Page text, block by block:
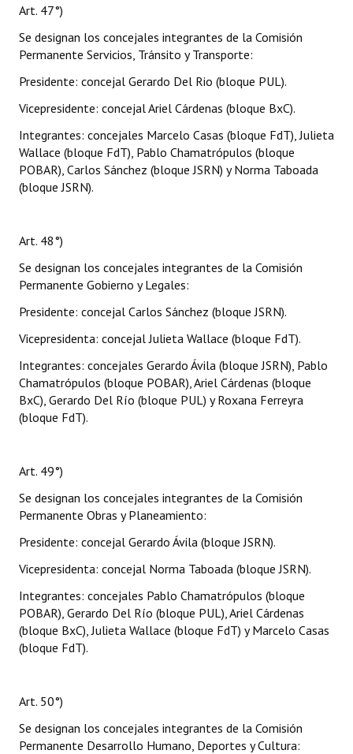
Art. 47°)
Se designan los concejales integrantes de la Comisión
Permanente Servicios, Tránsito y Transporte:
Presidente: concejal Gerardo Del Rio (bloque PUL).
Vicepresidente: concejal Ariel Cárdenas (bloque BxC).
Integrantes: concejales Marcelo Casas (bloque FdT), Julieta
Wallace (bloque FdT), Pablo Chamatrópulos (bloque
POBAR), Carlos Sánchez (bloque JSRN) y Norma Taboada
(bloque JSRN).
Art. 48°)
Se designan los concejales integrantes de la Comisión
Permanente Gobierno y Legales:
Presidente: concejal Carlos Sánchez (bloque JSRN).
Vicepresidenta: concejal Julieta Wallace (bloque FdT).
Integrantes: concejales Gerardo Ávila (bloque JSRN), Pablo
Chamatrópulos (bloque POBAR), Ariel Cárdenas (bloque
BxC), Gerardo Del Río (bloque PUL) y Roxana Ferreyra
(bloque FdT).
Art. 49°)
Se designan los concejales integrantes de la Comisión
Permanente Obras y Planeamiento:
Presidente: concejal Gerardo Ávila (bloque JSRN).
Vicepresidenta: concejal Norma Taboada (bloque JSRN).
Integrantes: concejales Pablo Chamatrópulos (bloque
POBAR), Gerardo Del Río (bloque PUL), Ariel Cárdenas
(bloque BxC), Julieta Wallace (bloque FdT) y Marcelo Casas
(bloque FdT).
Art. 50°)
Se designan los concejales integrantes de la Comisión
Permanente Desarrollo Humano, Deportes y Cultura: